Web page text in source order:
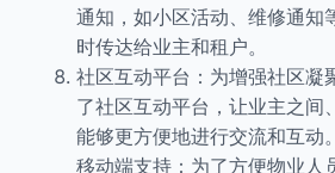
通知，如小区活动、维修通知
时传达给业主和租户。
社区互动平台：为增强社区凝
了社区互动平台，让业主之间
能够更方便地进行交流和互动。
移动端支持：为了方便物业人